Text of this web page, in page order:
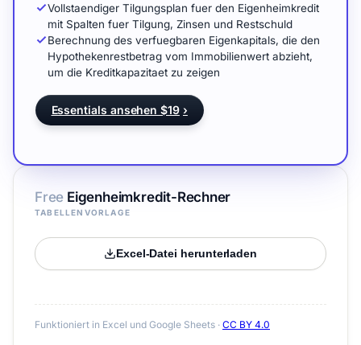
Free Eigenheimkredit-Rechner
TABELLENVORLAGE
Excel-Datei herunterladen
Funktioniert in Excel und Google Sheets · CC BY 4.0
Vollstaendiger Tilgungsplan fuer den Eigenheimkredit
mit Spalten fuer Tilgung, Zinsen und Restschuld
Berechnung des verfuegbaren Eigenkapitals, die den
Hypothekenrestbetrag vom Immobilienwert abzieht,
um die Kreditkapazitaet zu zeigen
Essentials ansehen $19 ›